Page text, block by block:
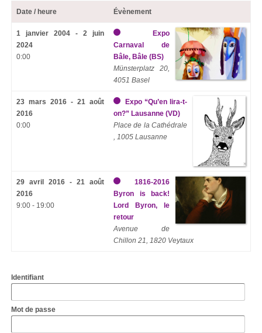
Date / heure Évènement
1 janvier 2004 - 2 juin
2024
0:00
Expo
Carnaval de
Bâle, Bâle (BS)
Münsterplatz 20,
4051 Basel
23 mars 2016 - 21 août
2016
0:00
Expo “Qu’en lira-t-
on?” Lausanne (VD)
Place de la Cathédrale
, 1005 Lausanne
29 avril 2016 - 21 août
2016
9:00 - 19:00
1816-2016
Byron is back!
Lord Byron, le
retour
Avenue de
Chillon 21, 1820 Veytaux
Identifiant
Mot de passe